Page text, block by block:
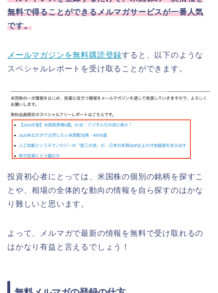
無料で得ることができるメルマガサービスが一番人気
です。
メールマガジンを無料購読登録すると、以下のような
スペシャルレポートを受け取ることができます。
投資初心者にとっては、米国株の個別の銘柄を探すこ
とや、相場の全体的な動向の情報を自ら探すのはかな
り難しいと思います。
よって、メルマガで最新の情報を無料で受け取れるの
はかなり有益と言えるでしょう！